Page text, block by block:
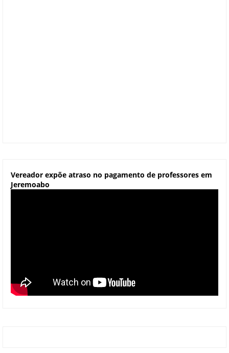
Vereador expõe atraso no pagamento de professores em
Jeremoabo